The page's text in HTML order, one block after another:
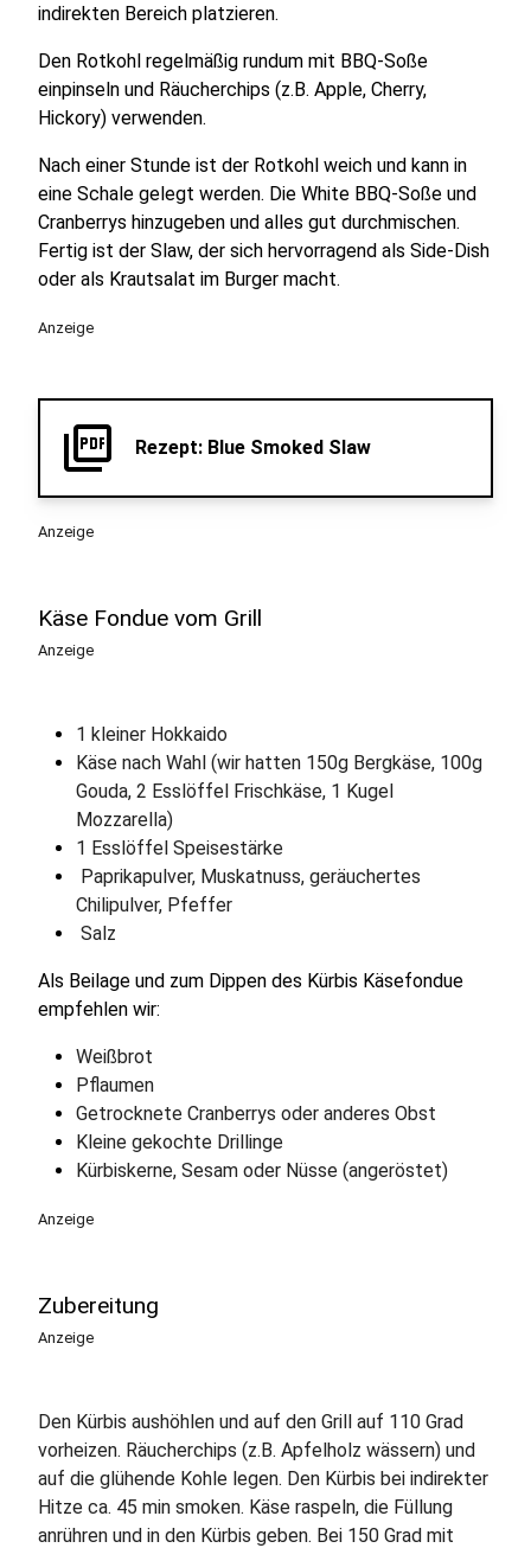
indirekten Bereich platzieren.
Den Rotkohl regelmäßig rundum mit BBQ-Soße
einpinseln und Räucherchips (z.B. Apple, Cherry,
Hickory) verwenden.
Nach einer Stunde ist der Rotkohl weich und kann in
eine Schale gelegt werden. Die White BBQ-Soße und
Cranberrys hinzugeben und alles gut durchmischen.
Fertig ist der Slaw, der sich hervorragend als Side-Dish
oder als Krautsalat im Burger macht.
Anzeige
picture_as_pdf Rezept: Blue Smoked Slaw
Anzeige
Käse Fondue vom Grill
Anzeige
1 kleiner Hokkaido
Käse nach Wahl (wir hatten 150g Bergkäse, 100g
Gouda, 2 Esslöffel Frischkäse, 1 Kugel
Mozzarella)
1 Esslöffel Speisestärke
Paprikapulver, Muskatnuss, geräuchertes
Chilipulver, Pfeffer
Salz
Als Beilage und zum Dippen des Kürbis Käsefondue
empfehlen wir:
Weißbrot
Pflaumen
Getrocknete Cranberrys oder anderes Obst
Kleine gekochte Drillinge
Kürbiskerne, Sesam oder Nüsse (angeröstet)
Anzeige
Zubereitung
Anzeige
Den Kürbis aushöhlen und auf den Grill auf 110 Grad
vorheizen. Räucherchips (z.B. Apfelholz wässern) und
auf die glühende Kohle legen. Den Kürbis bei indirekter
Hitze ca. 45 min smoken. Käse raspeln, die Füllung
anrühren und in den Kürbis geben. Bei 150 Grad mit